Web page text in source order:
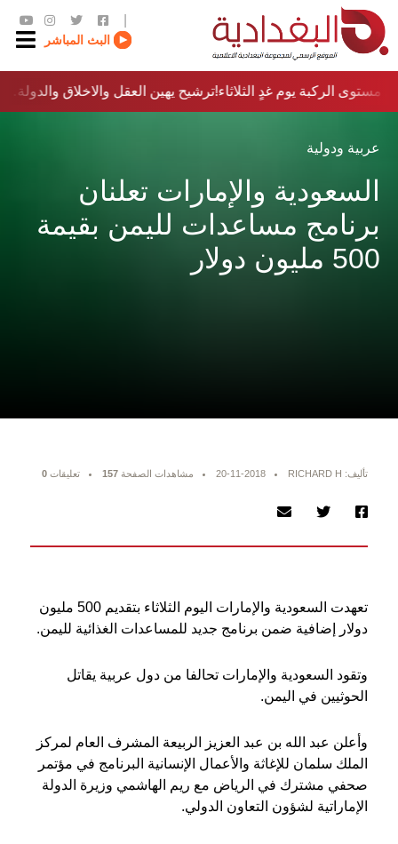
البث المباشر
ترشيح يهين العقل والاخلاق والدولة…؟!مستوى الركبة يوم غدٍ الثلاثاء
عربية ودولية
السعودية والإمارات تعلنان
برنامج مساعدات لليمن بقيمة
500 مليون دولار
تأليف: RICHARD H 20-11-2018 مشاهدات الصفحة 157 تعليقات 0
تعهدت السعودية والإمارات اليوم الثلاثاء بتقديم 500 مليون
دولار إضافية ضمن برنامج جديد للمساعدات الغذائية لليمن.
وتقود السعودية والإمارات تحالفا من دول عربية يقاتل
الحوثيين في اليمن.
وأعلن عبد الله بن عبد العزيز الربيعة المشرف العام لمركز
الملك سلمان للإغاثة والأعمال الإنسانية البرنامج في مؤتمر
صحفي مشترك في الرياض مع ريم الهاشمي وزيرة الدولة
الإماراتية لشؤون التعاون الدولي.